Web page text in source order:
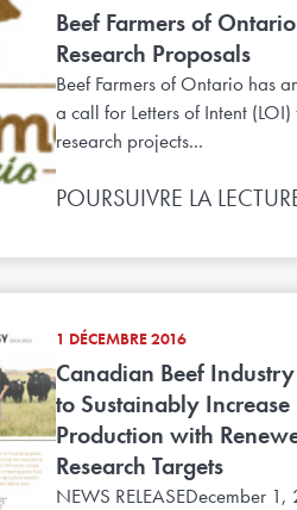
Beef Farmers of
Research Proposals
Beef Farmers of Ontario has
a call for Letters of Intent (LOI)
research projects...
POURSUIVRE LA
1 DÉCEMBRE 2016
Canadian Beef
to Sustainably Increase
Production with
Research Targets
NEWS RELEASEDecember